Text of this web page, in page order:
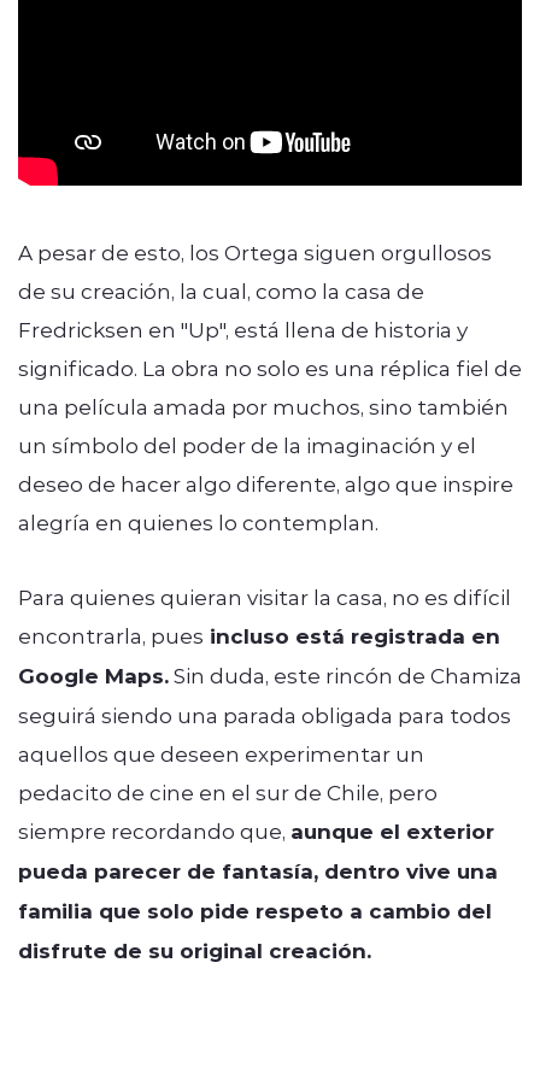
A pesar de esto, los Ortega siguen orgullosos
de su creación, la cual, como la casa de
Fredricksen en "Up", está llena de historia y
significado. La obra no solo es una réplica fiel de
una película amada por muchos, sino también
un símbolo del poder de la imaginación y el
deseo de hacer algo diferente, algo que inspire
alegría en quienes lo contemplan.
Para quienes quieran visitar la casa, no es difícil
encontrarla, pues incluso está registrada en
Google Maps.Sin duda, este rincón de Chamiza
seguirá siendo una parada obligada para todos
aquellos que deseen experimentar un
pedacito de cine en el sur de Chile, pero
siempre recordando que, aunque el exterior
pueda parecer de fantasía, dentro vive una
familia que solo pide respeto a cambio del
disfrute de su original creación.